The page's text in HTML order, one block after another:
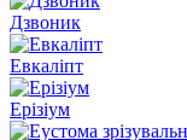
Дзвоник
Евкаліпт
Ерізіум